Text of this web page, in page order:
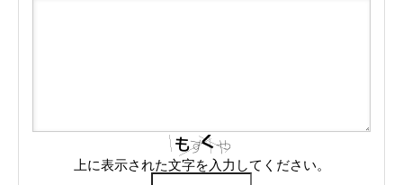
上に表示された文字を入力してください。